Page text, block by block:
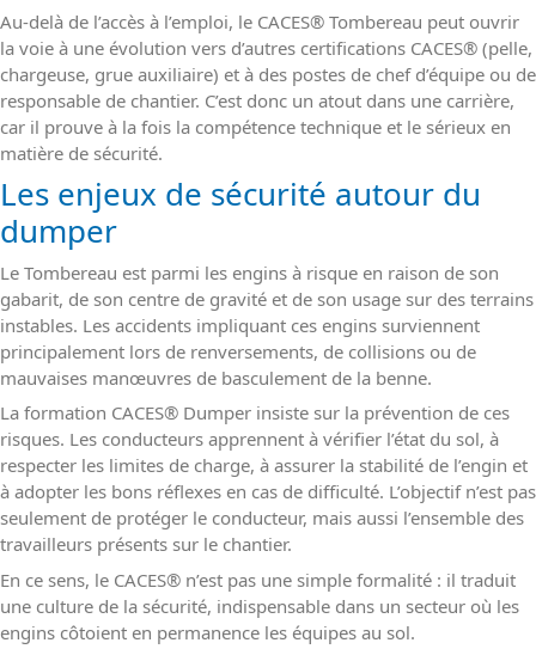
Au-delà de l’accès à l’emploi, le CACES® Tombereau peut ouvrir
la voie à une évolution vers d’autres certifications CACES® (pelle,
chargeuse, grue auxiliaire) et à des postes de chef d’équipe ou de
responsable de chantier. C’est donc un atout dans une carrière,
car il prouve à la fois la compétence technique et le sérieux en
matière de sécurité.
Les enjeux de sécurité autour du
dumper
Le Tombereau est parmi les engins à risque en raison de son
gabarit, de son centre de gravité et de son usage sur des terrains
instables. Les accidents impliquant ces engins surviennent
principalement lors de renversements, de collisions ou de
mauvaises manœuvres de basculement de la benne.
La formation CACES® Dumper insiste sur la prévention de ces
risques. Les conducteurs apprennent à vérifier l’état du sol, à
respecter les limites de charge, à assurer la stabilité de l’engin et
à adopter les bons réflexes en cas de difficulté. L’objectif n’est pas
seulement de protéger le conducteur, mais aussi l’ensemble des
travailleurs présents sur le chantier.
En ce sens, le CACES® n’est pas une simple formalité : il traduit
une culture de la sécurité, indispensable dans un secteur où les
engins côtoient en permanence les équipes au sol.